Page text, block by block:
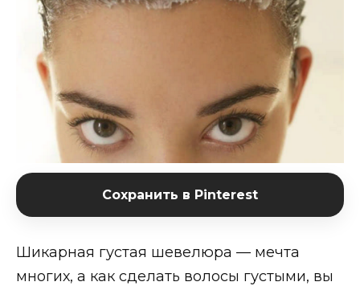
Сохранить в Pinterest
Шикарная густая шевелюра — мечта
многих, а как сделать волосы густыми, вы